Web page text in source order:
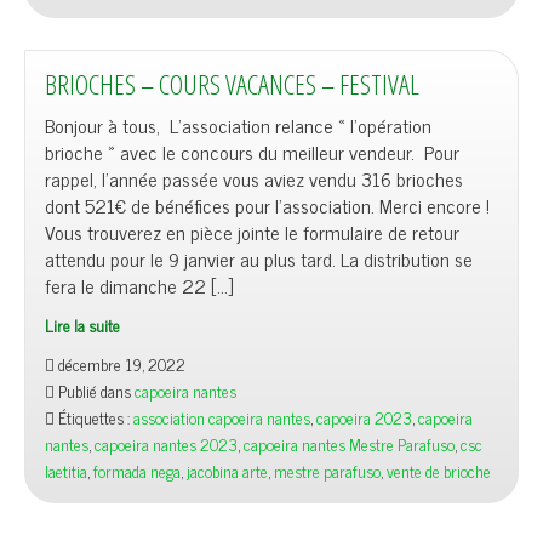
BRIOCHES – COURS VACANCES – FESTIVAL
Bonjour à tous, L’association relance « l’opération
brioche » avec le concours du meilleur vendeur. Pour
rappel, l’année passée vous aviez vendu 316 brioches
dont 521€ de bénéfices pour l’association. Merci encore !
Vous trouverez en pièce jointe le formulaire de retour
attendu pour le 9 janvier au plus tard. La distribution se
fera le dimanche 22 […]
Lire la suite
décembre 19, 2022
Publié danscapoeira nantes
Étiquettes :association capoeira nantes,capoeira 2023,capoeira
nantes,capoeira nantes 2023,capoeira nantes Mestre Parafuso,csc
laetitia,formada nega,jacobina arte,mestre parafuso,vente de brioche